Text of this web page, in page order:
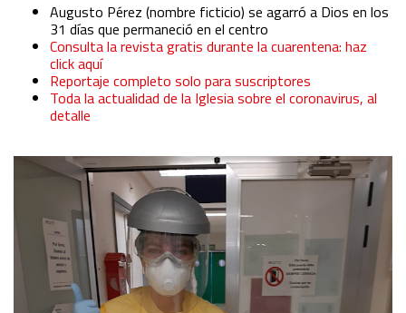
Augusto Pérez (nombre ficticio) se agarró a Dios en los
31 días que permaneció en el centro
Consulta la revista gratis durante la cuarentena: haz
click aquí
Reportaje completo solo para suscriptores
Toda la actualidad de la Iglesia sobre el coronavirus, al
detalle